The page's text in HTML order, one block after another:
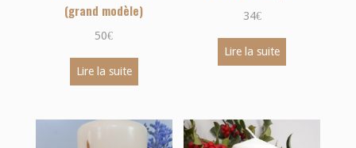
(grand modèle)
50€
Lire la suite
34€
Lire la suite